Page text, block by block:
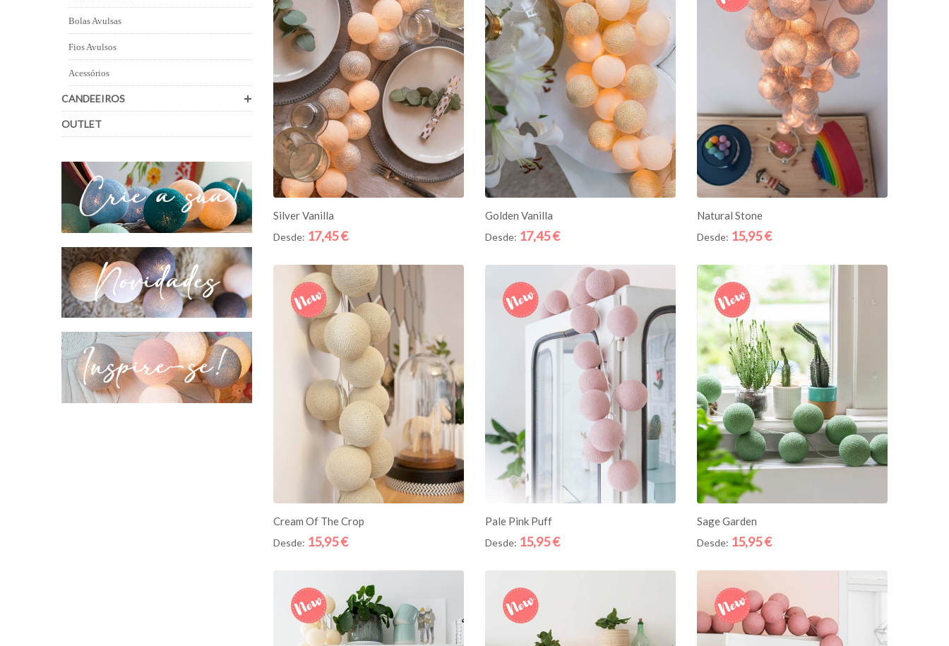
Bolas Avulsas
Fios Avulsos
Acessórios
CANDEEIROS
OUTLET
ADICIONE AO CESTO
Silver Vanilla
Desde: 17,45 €
ADICIONE AO CESTO
Golden Vanilla
Desde: 17,45 €
ADICIONE AO CESTO
Natural Stone
Desde: 15,95 €
ADICIONE AO CESTO
Cream Of The Crop
Desde: 15,95 €
ADICIONE AO CESTO
Pale Pink Puff
Desde: 15,95 €
ADICIONE AO CESTO
View
Sage Garden
Desde: 15,95 €